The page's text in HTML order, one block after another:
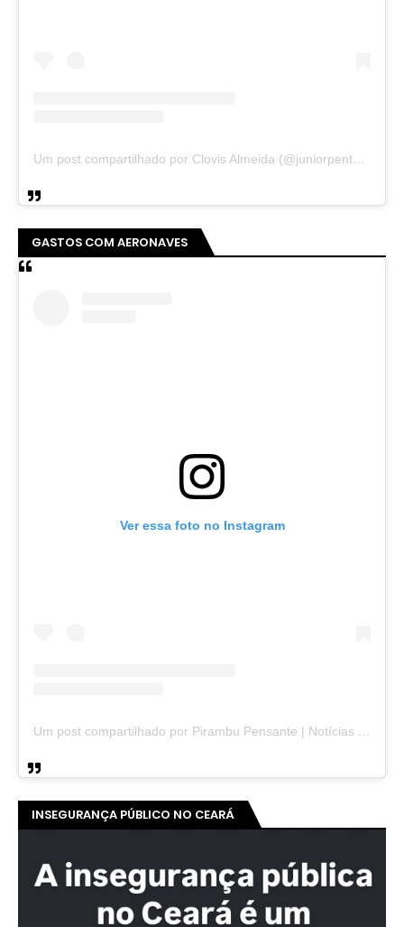
Um post compartilhado por Clovis Almeida (@juniorpentecoste01)
GASTOS COM AERONAVES
Ver essa foto no Instagram
Um post compartilhado por Pirambu Pensante | Notícias & Entretenimento (@pirambupensante)
INSEGURANÇA PÚBLICO NO CEARÁ